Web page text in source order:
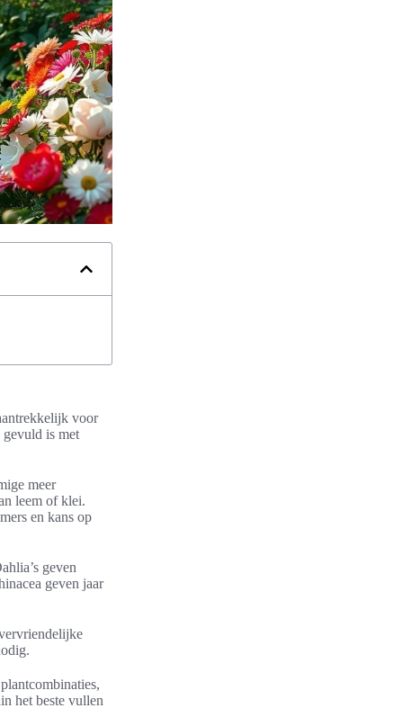
voor
is met
meer
leem of klei.
en kans op
geven
geven jaar
het beste vullen